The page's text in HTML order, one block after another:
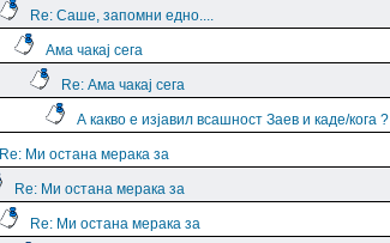
Re: Саше, запомни едно....
Ама чакај сега
Re: Ама чакај сега
А какво е изјавил всашност Заев и каде/кога ?
Re: Ми остана мерака за
Re: Ми остана мерака за
Re: Ми остана мерака за